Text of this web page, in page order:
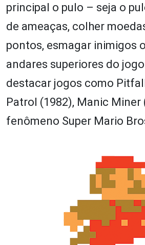
principal o pulo – seja o
de ameaças, colher
pontos, esmagar inimigos
andares superiores do
destacar jogos como
Patrol (1982), Manic Miner
fenômeno Super Mario